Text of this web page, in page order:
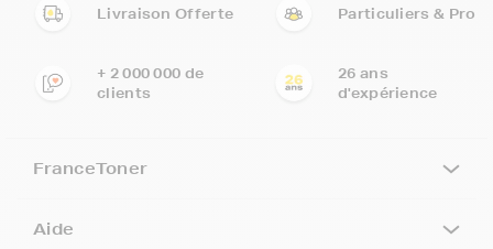
Livraison Offerte Particuliers & Pro
+ 2 000 000 de
clients
26 ans
d'expérience
FranceToner
Aide